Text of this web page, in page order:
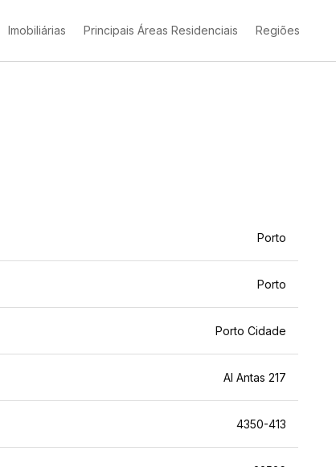
Imobiliárias Principais Áreas Residenciais Regiões
Porto
Porto
Porto Cidade
Al Antas 217
4350-413